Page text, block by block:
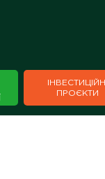
ІНВЕСТИЦІЙНІ
⁣⁣⁣⁣ПРОЄКТИ